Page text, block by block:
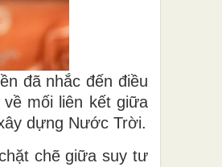
đã nhắc đến điều
mối liên kết giữa
dựng Nước Trời.
chẽ giữa suy tư